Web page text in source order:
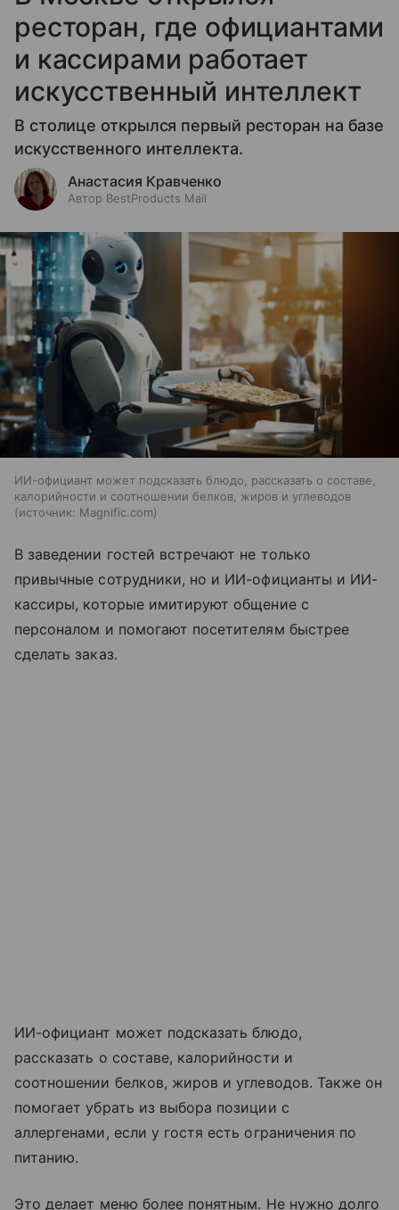
ресторан, где официантами
и кассирами работает
искусственный интеллект
В столице открылся первый ресторан на базе
искусственного интеллекта.
Анастасия Кравченко
Автор BestProducts Mail
ИИ-официант может подсказать блюдо, рассказать о составе,
калорийности и соотношении белков, жиров и углеводов
источник: Magnific.com
В заведении гостей встречают не только
привычные сотрудники, но и ИИ-официанты и ИИ-
кассиры, которые имитируют общение с
персоналом и помогают посетителям быстрее
сделать заказ.
ИИ-официант может подсказать блюдо,
рассказать о составе, калорийности и
соотношении белков, жиров и углеводов. Также он
помогает убрать из выбора позиции с
аллергенами, если у гостя есть ограничения по
питанию.
Это делает меню более понятным. Не нужно долго